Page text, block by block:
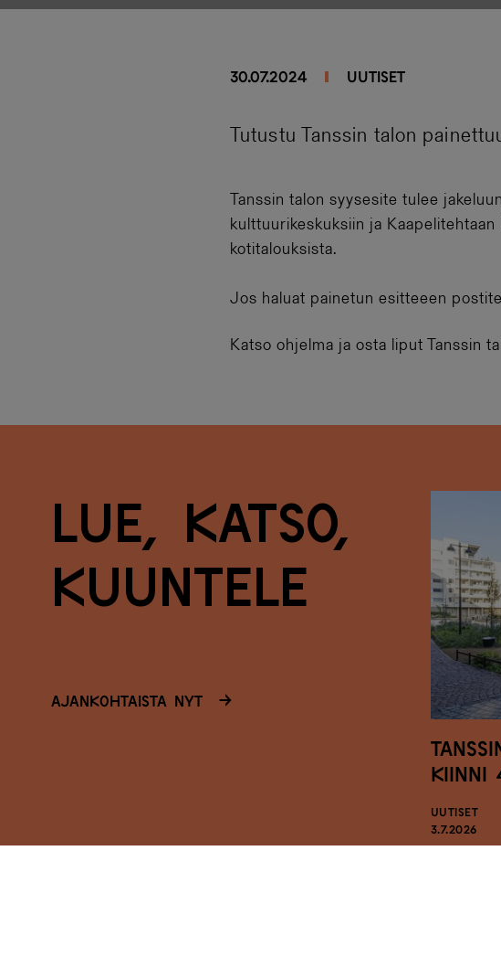
30.07.2024 UUTISET
Tutustu Tanssin talon
Tanssin talon syysesite tulee
kulttuurikeskuksiin ja
kotitalouksista.
Jos haluat painetun esitteeen
Katso ohjelma ja osta liput Tanssin
Lue, katso,
kuuntele
Ajankohtaista nyt
kiinni
UUTISET
3.7.2026